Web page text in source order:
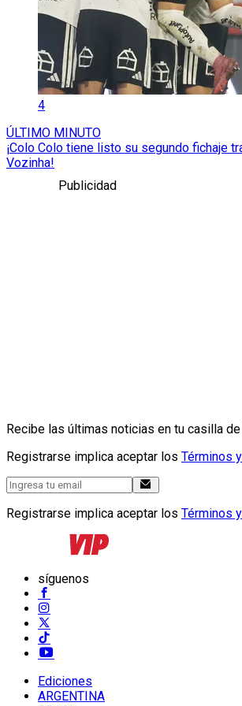
4
ÚLTIMO MINUTO
¡Colo Colo tiene listo su segundo fichaje
Vozinha!
Publicidad
Recibe las últimas noticias en tu casilla
Registrarse implica aceptar los Términos
Registrarse implica aceptar los Términos
síguenos
Ediciones
ARGENTINA